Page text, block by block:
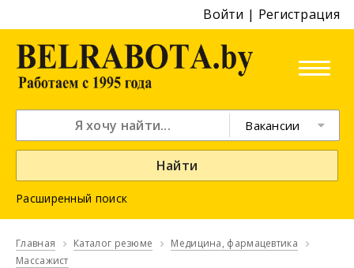
Войти | Регистрация
Вакансии
Найти
Расширенный поиск
Главная Каталог резюме
Медицина, фармацевтика
Массажист